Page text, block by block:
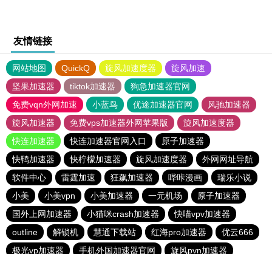
友情链接
网站地图 QuickQ 旋风加速度器
旋风加速
坚果加速器
tiktok加速器
狗急加速器官网
免费vqn外网加速
小蓝鸟 优途加速器官网
风驰加速器
旋风加速器
免费vps加速器外网苹果版
旋风加速度器
快连加速器
快连加速器官网入口
原子加速器
快鸭加速器
快柠檬加速器 旋风加速度器
外网网址导航
软件中心
雷霆加速 狂飙加速器 哔咔漫画
瑞乐小说
小美
小美vpn 小美加速器 一元机场
原子加速器
国外上网加速器
小猫咪crash加速器
快喵vpv加速器
outline
解锁机 慧通下载站 红海pro加速器
优云666
极光vp加速器
手机外国加速器官网 旋风pvn加速器